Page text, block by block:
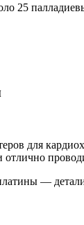
25
для
отлично
—